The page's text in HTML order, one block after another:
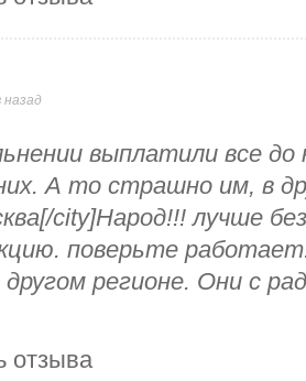
назад
выплатили все до
А то страшно им, в
city]Народ!!! лучше
поверьте
другом регионе. Они с
отзыва